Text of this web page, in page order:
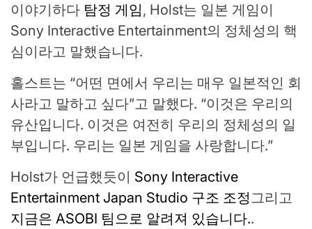
이야기하다 탐정 게임 , Holst는 일본 게임이
Sony Interactive Entertainment의 정체성의 핵
심이라고 말했습니다.
홀스트는 “어떤 면에서 우리는 매우 일본적인 회
사라고 말하고 싶다”고 말했다. “이것은 우리의
유산입니다. 이것은 여전히 ​​우리의 정체성의 일
부입니다. 우리는 일본 게임을 사랑합니다.”
Holst가 언급했듯이 Sony Interactive
Entertainment Japan Studio 구조 조정 그리고
지금은 ASOBI 팀으로 알려져 있습니다..